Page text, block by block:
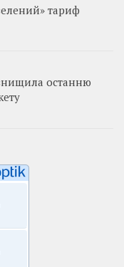
тариф
останню